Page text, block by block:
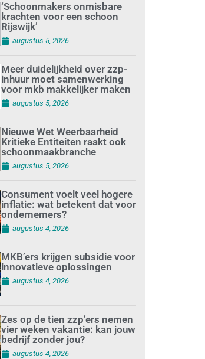
‘Schoonmakers onmisbare
krachten voor een schoon
Rijswijk’
augustus 5, 2026
Meer duidelijkheid over zzp-
inhuur moet samenwerking
voor mkb makkelijker maken
augustus 5, 2026
Nieuwe Wet Weerbaarheid
Kritieke Entiteiten raakt ook
schoonmaakbranche
augustus 5, 2026
Consument voelt veel hogere
inflatie: wat betekent dat voor
ondernemers?
augustus 4, 2026
MKB’ers krijgen subsidie voor
innovatieve oplossingen
augustus 4, 2026
Zes op de tien zzp’ers nemen
vier weken vakantie: kan jouw
bedrijf zonder jou?
augustus 4, 2026